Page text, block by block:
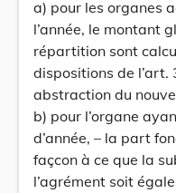
a) pour les organes
l’année, le montant
répartition sont
dispositions de
abstraction du
b) pour l’organe
d’année, – la part
façcon à ce que la
l’agrément soit